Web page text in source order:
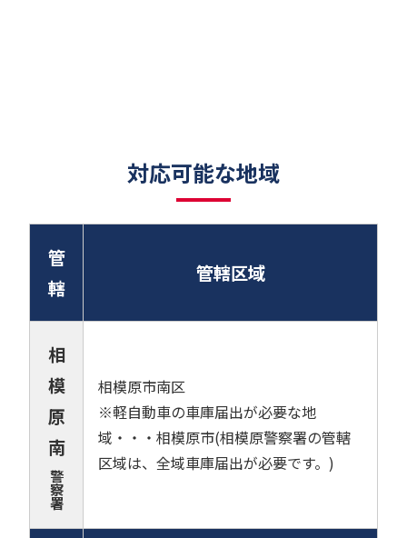
対応可能な地域
管
轄
管轄区域
相
模
原
南
警
察
署
相模原市南区
※軽自動車の車庫届出が必要な地
域・・・相模原市(相模原警察署の管轄
区域は、全域車庫届出が必要です。)